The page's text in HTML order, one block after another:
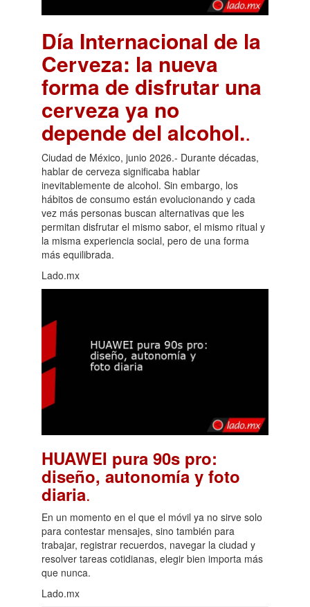
Día Internacional de la
Cerveza: la nueva
forma de disfrutar una
cerveza ya no
depende del alcohol..
Ciudad de México, junio 2026.- Durante décadas,
hablar de cerveza significaba hablar
inevitablemente de alcohol. Sin embargo, los
hábitos de consumo están evolucionando y cada
vez más personas buscan alternativas que les
permitan disfrutar el mismo sabor, el mismo ritual y
la misma experiencia social, pero de una forma
más equilibrada.
Lado.mx
HUAWEI pura 90s pro:
diseño, autonomía y foto
diaria.
En un momento en el que el móvil ya no sirve solo
para contestar mensajes, sino también para
trabajar, registrar recuerdos, navegar la ciudad y
resolver tareas cotidianas, elegir bien importa más
que nunca.
Lado.mx